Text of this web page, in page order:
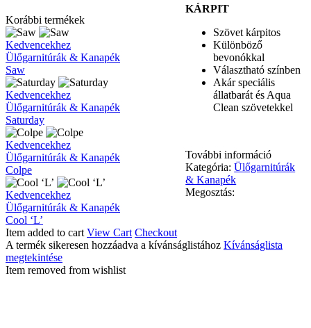
KÁRPIT
Szövet kárpitos
Különböző
bevonókkal
Választható színben
Akár speciális
állatbarát és Aqua
Clean szövetekkel
További információ
Kategória:Ülőgarnitúrák
& Kanapék
Megosztás:
Korábbi termékek
Saw
Kedvencekhez
Ülőgarnitúrák & Kanapék
Saw
Saturday
Kedvencekhez
Ülőgarnitúrák & Kanapék
Saturday
Colpe
Kedvencekhez
Ülőgarnitúrák & Kanapék
Colpe
Cool
‘L’
Kedvencekhez
Ülőgarnitúrák & Kanapék
Cool ‘L’
Item added to cart View Cart Checkout
A termék sikeresen hozzáadva a kívánságlistához Kívánságlista
megtekintése
Item removed from wishlist